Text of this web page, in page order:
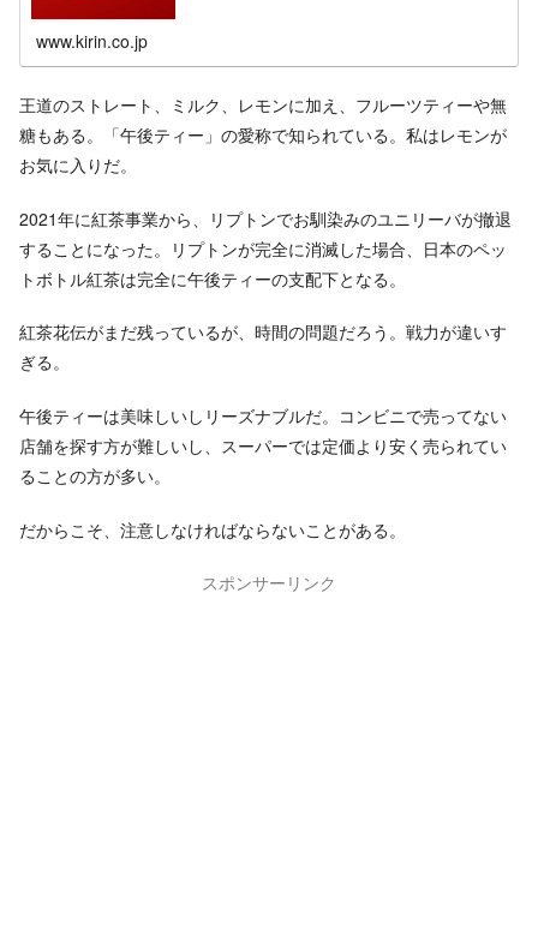
www.kirin.co.jp
王道のストレート、ミルク、レモンに加え、フルーツティーや無
糖もある。「午後ティー」の愛称で知られている。私はレモンが
お気に入りだ。
2021年に紅茶事業から、リプトンでお馴染みのユニリーバが撤退
することになった。リプトンが完全に消滅した場合、日本のペッ
トボトル紅茶は完全に午後ティーの支配下となる。
紅茶花伝がまだ残っているが、時間の問題だろう。戦力が違いす
ぎる。
午後ティーは美味しいしリーズナブルだ。コンビニで売ってない
店舗を探す方が難しいし、スーパーでは定価より安く売られてい
ることの方が多い。
だからこそ、注意しなければならないことがある。
スポンサーリンク